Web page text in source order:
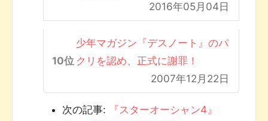
2016年05月04日
少年マガジン『デスノート』のパ
クリを認め、正式に謝罪！
2007年12月22日
次の記事:
『スターオーシャン4』